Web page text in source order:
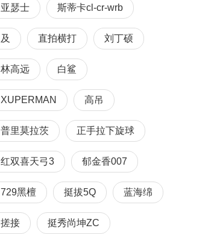
亚瑟士 斯蒂卡cl-cr-wrb
及 直拍横打 刘丁硕
林高远 白鲨
XUPERMAN 高吊
普里莫拉茨 正手拉下旋球
红双喜天弓3 郁金香007
729黑檀 挺拔5Q 蓝海绵
搓接 挺秀尚坤ZC